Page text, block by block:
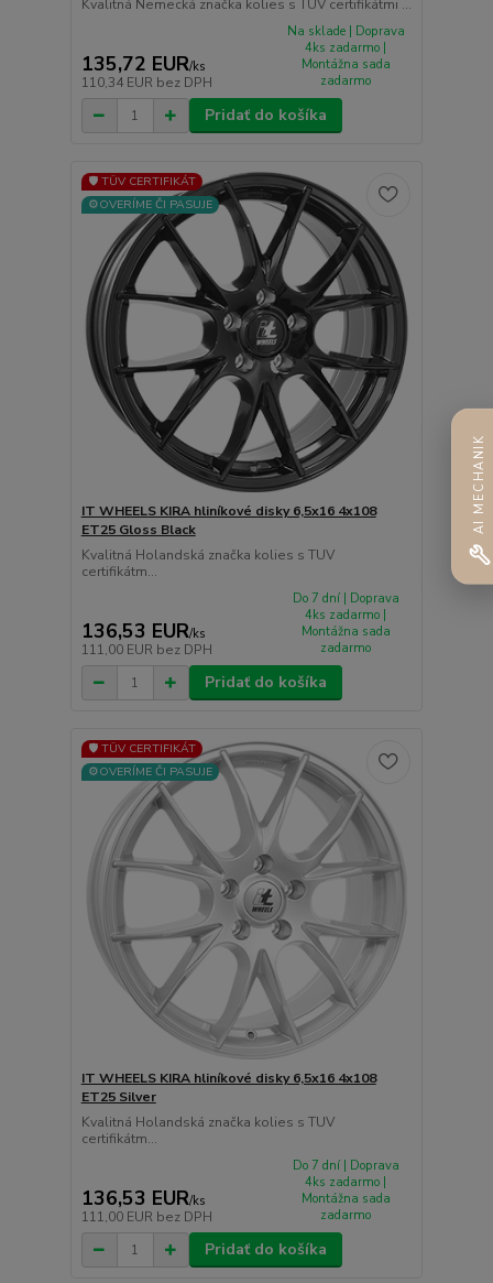
Kvalitná Nemecká značka kolies s TUV certifikátmi ...
135,72 EUR/ks
110,34 EUR bez DPH
Na sklade | Doprava
4ks zadarmo |
Montážna sada
zadarmo
Pridať do košíka
🛡️ TÜV CERTIFIKÁT
⚙️OVERÍME ČI PASUJE
IT WHEELS KIRA hliníkové disky 6,5x16 4x108
ET25 Gloss Black
Kvalitná Holandská značka kolies s TUV
certifikátm...
136,53 EUR/ks
111,00 EUR bez DPH
Do 7 dní | Doprava
4ks zadarmo |
Montážna sada
zadarmo
Pridať do košíka
🛡️ TÜV CERTIFIKÁT
⚙️OVERÍME ČI PASUJE
IT WHEELS KIRA hliníkové disky 6,5x16 4x108
ET25 Silver
Kvalitná Holandská značka kolies s TUV
certifikátm...
136,53 EUR/ks
111,00 EUR bez DPH
Do 7 dní | Doprava
4ks zadarmo |
Montážna sada
zadarmo
Pridať do košíka
AI MECHANIK